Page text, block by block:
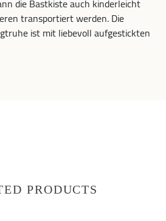
die Bastkiste auch kinderleicht
transportiert werden. Die
ist mit liebevoll aufgestickten
PRODUCTS